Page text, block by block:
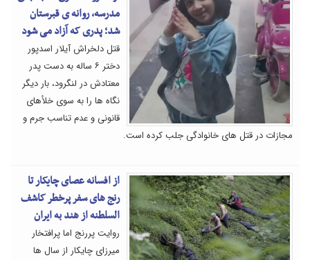
مدرسه، روانه ی قبرستان
شد؛ پدری که آزاد می شود
قتل دلخراش آیلار اسدپور
دختر ۶ ساله به دست پدر
معتادش در لنگرود، بار دیگر
نگاه ها را به سوی خلأهای
قانونی و عدم تناسب جرم و
مجازات در قتل های خانوادگی جلب کرده است.
از افسانه عصای چایکار تا
رنج های سفر پرخطر کاشف
السلطنه از هند به ایران
روایت پررنج اما پرافتخار
میرزای چایکار از سال ها